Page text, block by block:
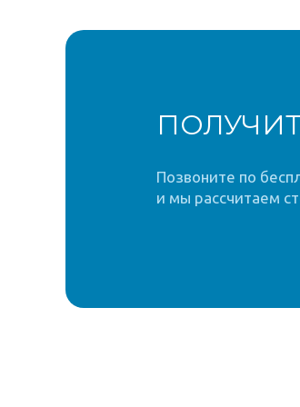
Позвоните по
и мы рассчитаем